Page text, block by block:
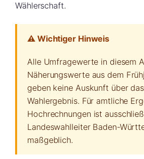
Wählerschaft.
⚠️ Wichtiger Hinweis
Alle Umfragewerte in diesem
Näherungswerte aus dem
geben keine Auskunft über
Wahlergebnis. Für amtliche
Hochrechnungen ist
Landeswahlleiter Baden-
maßgeblich.